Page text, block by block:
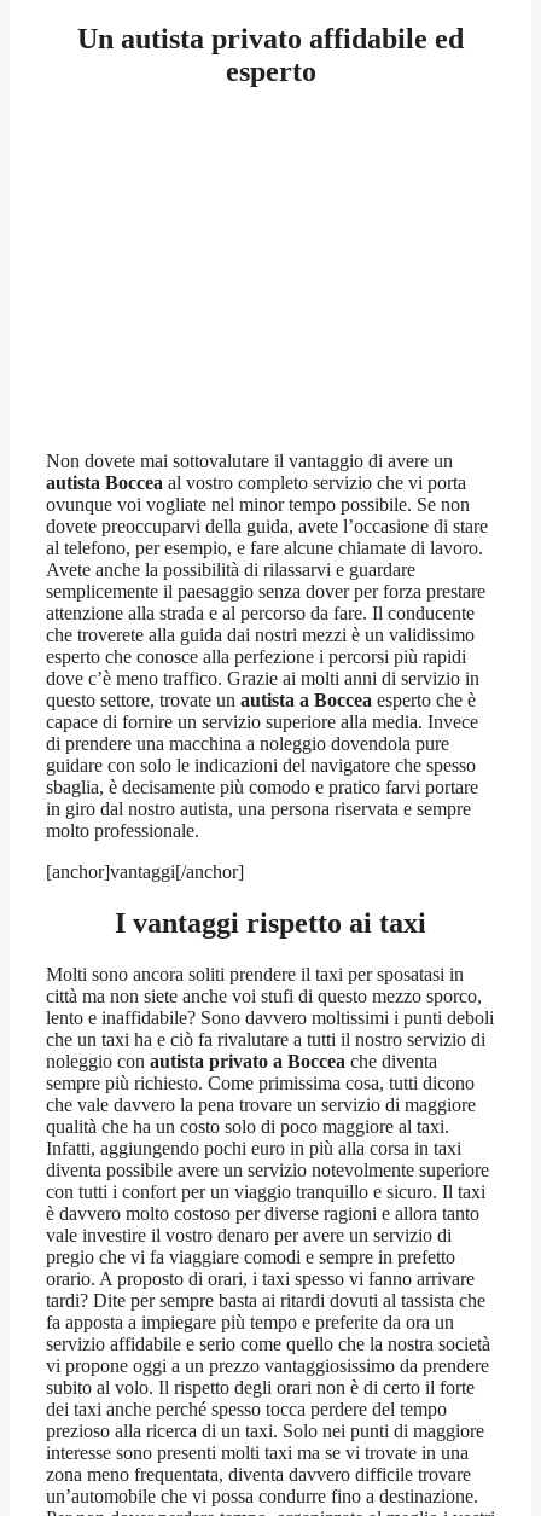
Un autista privato affidabile ed
esperto
Non dovete mai sottovalutare il vantaggio di avere un
autista Boccea al vostro completo servizio che vi porta
ovunque voi vogliate nel minor tempo possibile. Se non
dovete preoccuparvi della guida, avete l’occasione di stare
al telefono, per esempio, e fare alcune chiamate di lavoro.
Avete anche la possibilità di rilassarvi e guardare
semplicemente il paesaggio senza dover per forza prestare
attenzione alla strada e al percorso da fare. Il conducente
che troverete alla guida dai nostri mezzi è un validissimo
esperto che conosce alla perfezione i percorsi più rapidi
dove c’è meno traffico. Grazie ai molti anni di servizio in
questo settore, trovate un autista a Boccea esperto che è
capace di fornire un servizio superiore alla media. Invece
di prendere una macchina a noleggio dovendola pure
guidare con solo le indicazioni del navigatore che spesso
sbaglia, è decisamente più comodo e pratico farvi portare
in giro dal nostro autista, una persona riservata e sempre
molto professionale.
[anchor]vantaggi[/anchor]
I vantaggi rispetto ai taxi
Molti sono ancora soliti prendere il taxi per sposatasi in
città ma non siete anche voi stufi di questo mezzo sporco,
lento e inaffidabile? Sono davvero moltissimi i punti deboli
che un taxi ha e ciò fa rivalutare a tutti il nostro servizio di
noleggio con autista privato a Boccea che diventa
sempre più richiesto. Come primissima cosa, tutti dicono
che vale davvero la pena trovare un servizio di maggiore
qualità che ha un costo solo di poco maggiore al taxi.
Infatti, aggiungendo pochi euro in più alla corsa in taxi
diventa possibile avere un servizio notevolmente superiore
con tutti i confort per un viaggio tranquillo e sicuro. Il taxi
è davvero molto costoso per diverse ragioni e allora tanto
vale investire il vostro denaro per avere un servizio di
pregio che vi fa viaggiare comodi e sempre in prefetto
orario. A proposto di orari, i taxi spesso vi fanno arrivare
tardi? Dite per sempre basta ai ritardi dovuti al tassista che
fa apposta a impiegare più tempo e preferite da ora un
servizio affidabile e serio come quello che la nostra società
vi propone oggi a un prezzo vantaggiosissimo da prendere
subito al volo. Il rispetto degli orari non è di certo il forte
dei taxi anche perché spesso tocca perdere del tempo
prezioso alla ricerca di un taxi. Solo nei punti di maggiore
interesse sono presenti molti taxi ma se vi trovate in una
zona meno frequentata, diventa davvero difficile trovare
un’automobile che vi possa condurre fino a destinazione.